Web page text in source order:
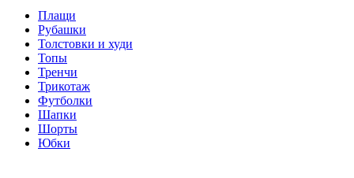
Плащи
Рубашки
Толстовки и худи
Топы
Тренчи
Трикотаж
Футболки
Шапки
Шорты
Юбки